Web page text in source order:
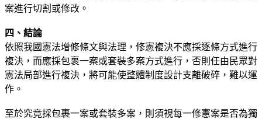
案進行切割或修改。
四、結論
依照我國憲法增修條文與法理，修憲複決不應採逐條方式進行
複決，而應採包裹一案或套裝多案方式進行，否則任由民眾對
憲法局部進行複決，將可能使整體制度設計支離破碎，難以運
作。
至於究竟採包裹一案或套裝多案，則須視每一修憲案是否為獨